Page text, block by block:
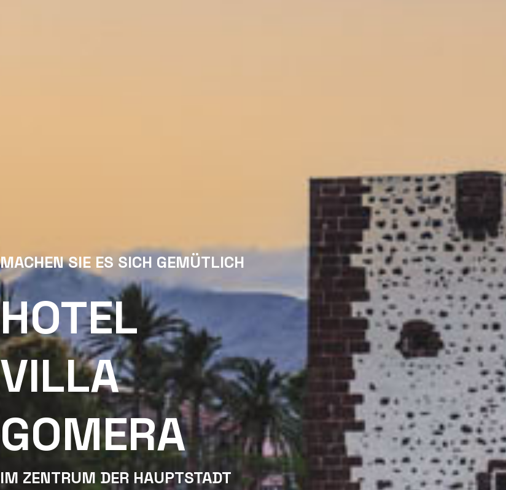
MACHEN SIE ES SICH GEMÜTLICH
HOTEL
VILLA
GOMERA
IM ZENTRUM DER HAUPTSTADT